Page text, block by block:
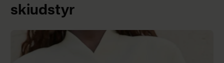
skiudstyr